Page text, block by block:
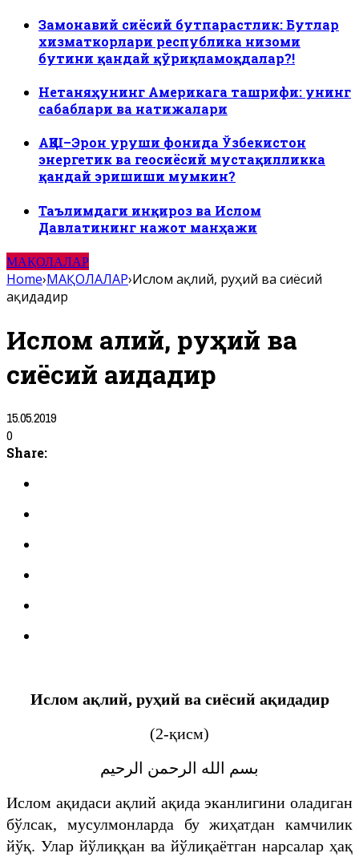
Замонавий сиёсий бутпарастлик: Бутлар
хизматкорлари республика низоми
бутини қандай қўриқламоқдалар?!
Нетаняҳунинг Америкага ташрифи: унинг
сабаблари ва натижалари
АҚШ–Эрон уруши фонида Ўзбекистон
энергетик ва геосиёсий мустақилликка
қандай эришиши мумкин?
Таълимдаги инқироз ва Ислом
Давлатининг нажот манҳажи
МАҚОЛАЛАР
Home›МАҚОЛАЛАР›Ислом ақлий, руҳий ва сиёсий
ақидадир
Ислом ақлий, руҳий ва
сиёсий ақидадир
15.05.2019
0
Share:
Ислом ақлий, руҳий ва сиёсий ақидадир
(2-қисм)
بسم الله الرحمن الرحيم
Ислом ақидаси ақлий ақида эканлигини оладиган
бўлсак, мусулмонларда бу жиҳатдан камчилик
йўқ. Улар йўлиққан ва йўлиқаётган нарсалар ҳақ